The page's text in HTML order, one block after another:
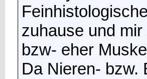
zuhause und
bzw- eher
Da Nieren- bzw.